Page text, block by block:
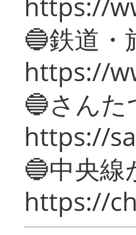
🔵鉄道・
https://
🔵さんた
https://
🔵中央線
https://